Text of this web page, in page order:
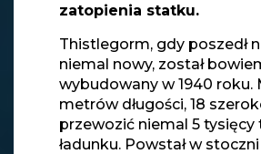
zatopienia statku.
Thistlegorm, gdy poszedł
niemal nowy, został
wybudowany w 1940 roku.
metrów długości, 18
przewozić niemal 5 tysięcy
ładunku. Powstał w